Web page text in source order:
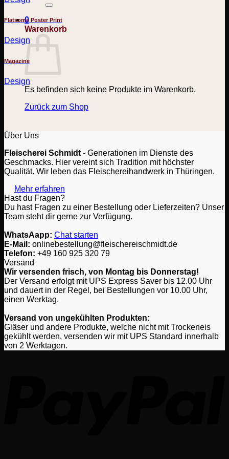
0
Warenkorb
Es befinden sich keine Produkte im Warenkorb.
Zurück zum Shop
Flatsome Poster Print
Design
Magazine
Design
Über Uns
Fleischerei Schmidt - Generationen im Dienste des
Geschmacks. Hier vereint sich Tradition mit höchster
Qualität. Wir leben das Fleischereihandwerk in Thüringen.
Mehr erfahren
Hast du Fragen?
Du hast Fragen zu einer Bestellung oder Lieferzeiten? Unser
Team steht dir gerne zur Verfügung.
WhatsAapp: Chat starten
E-Mail: onlinebestellung@fleischereischmidt.de
Telefon: ‎+49 160 925 320 79
Versand
Wir versenden frisch, von Montag bis Donnerstag!
Der Versand erfolgt mit UPS Express Saver bis 12.00 Uhr
und dauert in der Regel, bei Bestellungen vor 10.00 Uhr,
einen Werktag.
Versand von ungekühlten Produkten:
Gläser und andere Produkte, welche nicht mit Trockeneis
gekühlt werden, versenden wir mit UPS Standard innerhalb
von 2 Werktagen.